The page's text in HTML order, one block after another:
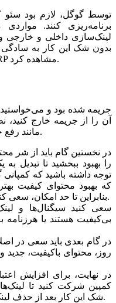
برنامه‌ریزی کنند. مواردی
لینک‌سازی داخلی و خارجی و
بدون شک این کار به
ایجاد کرد و فورا آن را در صفحات SERP مشاهده کرد.
آن را از جریمه خارج
مانند رفععمل کنید.
در نخستین گام باید از شر
را بهبود ببخشید تا تبدیل
توجه داشته باشید که
که بهبود محتوای کیفیت
بنابراین تا حد امکان، سعی کنید از حذف محتوا جلوگیری کنید.
سعی کنید سیگنال‌ها و
بی‌کیفیت هستند یا
در گام بعدی باید سعی در
روز، محتوای باکیفیت،
در نهایت، برای افزایش
کمپین شرکت کنید تا
شک این کار بعد از حذف لینک‌های بد و بی‌کیفیت، لازم است.